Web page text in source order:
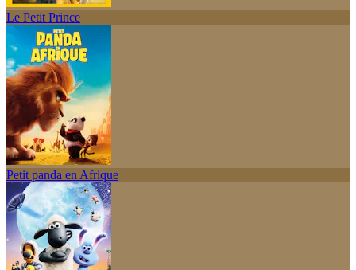
Le Petit Prince
Petit panda en Afrique